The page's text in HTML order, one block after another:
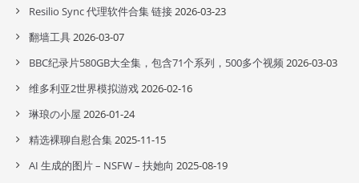
Resilio Sync 代理软件合集 链接2026-03-23
翻墙工具2026-03-07
BBC纪录片580GB大全集，包含71个系列，500多个视频2026-03-03
维多利亚2世界模拟游戏2026-02-16
琳琅の小屋 2026-01-24
精选裸聊自慰合集2025-11-15
AI 生成的图片 – NSFW – 扶她向 2025-08-19